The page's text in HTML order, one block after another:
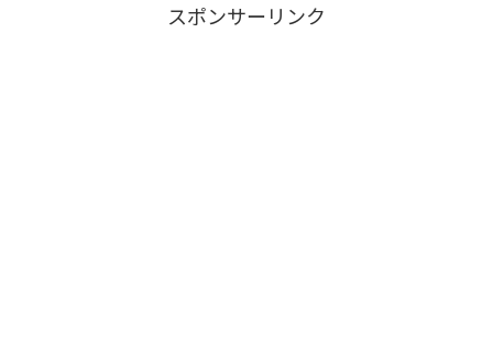
スポンサーリンク